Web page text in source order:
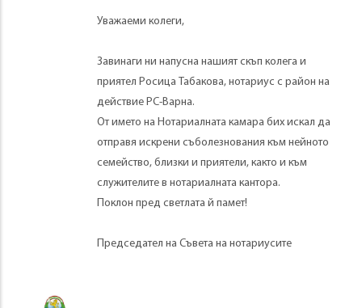
Уважаеми колеги,
Завинаги ни напусна нашият скъп колега и
приятел Росица Табакова, нотариус с район на
действие РС-Варна.
От името на Нотариалната камара бих искал да
отправя искрени съболезнования към нейното
семейство, близки и приятели, както и към
служителите в нотариалната кантора.
Поклон пред светлата й памет!
Председател на Съвета на нотариусите